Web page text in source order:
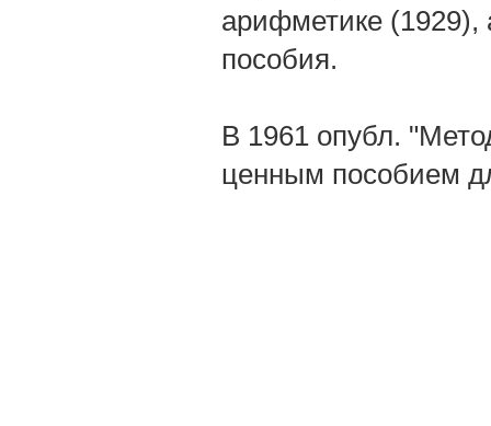
арифметике (1929),
пособия.
В 1961 опубл.
ценным пособием